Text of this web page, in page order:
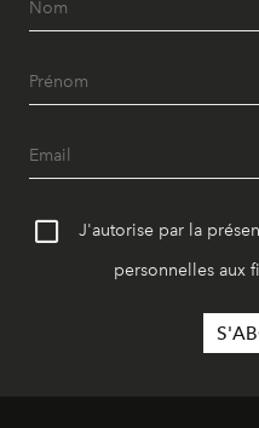
J'autorise par la
personnelles aux